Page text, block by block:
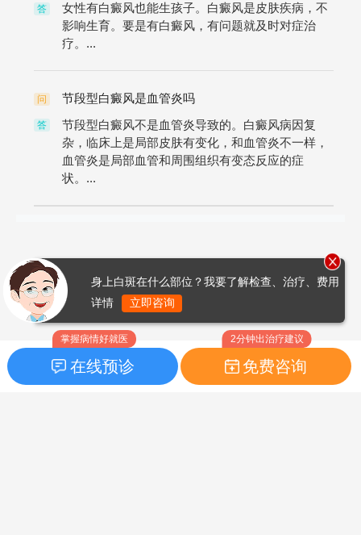
答
女性有白癜风也能生孩子。白癜风是皮肤疾病，不
影响生育。要是有白癜风，有问题就及时对症治
疗。...
问 节段型白癜风是血管炎吗
答
节段型白癜风不是血管炎导致的。白癜风病因复
杂，临床上是局部皮肤有变化，和血管炎不一样，
血管炎是局部血管和周围组织有变态反应的症
状。...
掌握病情好就医
在线预诊
2分钟出治疗建议
免费咨询
身上白斑在什么部位？我要了解检查、治疗、费用
详情
立即咨询